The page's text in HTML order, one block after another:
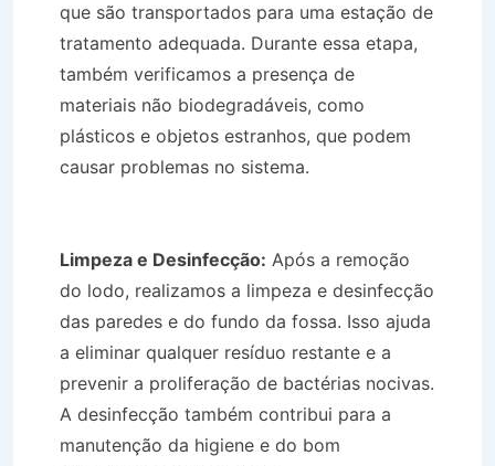
que são transportados para uma estação de
tratamento adequada. Durante essa etapa,
também verificamos a presença de
materiais não biodegradáveis, como
plásticos e objetos estranhos, que podem
causar problemas no sistema.
Limpeza e Desinfecção: Após a remoção
do lodo, realizamos a limpeza e desinfecção
das paredes e do fundo da fossa. Isso ajuda
a eliminar qualquer resíduo restante e a
prevenir a proliferação de bactérias nocivas.
A desinfecção também contribui para a
manutenção da higiene e do bom